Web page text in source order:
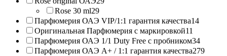
Rose 30 ml29
Парфюмерия ОАЭ VIP/1:1 гарантия качества14
Оригинальная Парфюмерия с маркировкой11
Парфюмерия ОАЭ 1/1 Duty Free с пробником34
Парфюмерия ОАЭ A+ / 1:1 гарантия качества279